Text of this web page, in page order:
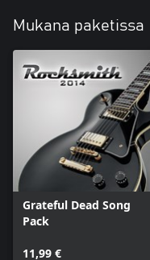
Mukana paketissa
Grateful Dead Song
Pack
11,99 €